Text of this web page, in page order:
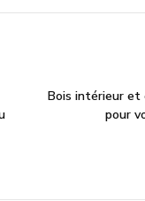
Bois intérieur et
pour